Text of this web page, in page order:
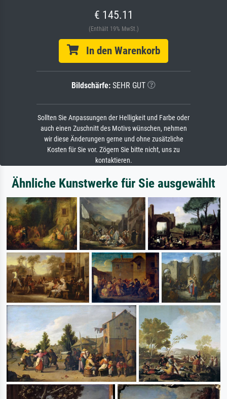
€ 145.11
(Enthält 19% MwSt.)
In den Warenkorb
Bildschärfe: SEHR GUT
Sollten Sie Anpassungen der Helligkeit und Farbe oder
auch einen Zuschnitt des Motivs wünschen, nehmen
wir diese Änderungen gerne und ohne zusätzliche
Kosten für Sie vor. Zögern Sie bitte nicht, uns zu
kontaktieren.
Ähnliche Kunstwerke für Sie ausgewählt